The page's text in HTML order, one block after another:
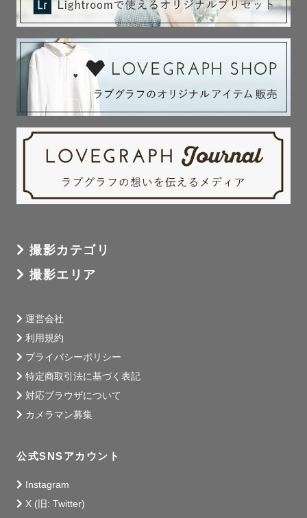
撮影カテゴリ
撮影エリア
運営会社
利用規約
プライバシーポリシー
特定商取引法に基づく表記
対応ブラウザについて
カメラマン募集
公式SNSアカウント
Instagram
X (旧: Twitter)